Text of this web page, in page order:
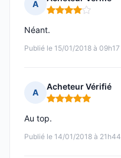
A
Note : 4 sur 5
Publié le 15/01/2018 à 09h17
Néant.
A
Acheteur Vérifié
Note : 5 sur 5
Publié le 14/01/2018 à 21h44
Au top.